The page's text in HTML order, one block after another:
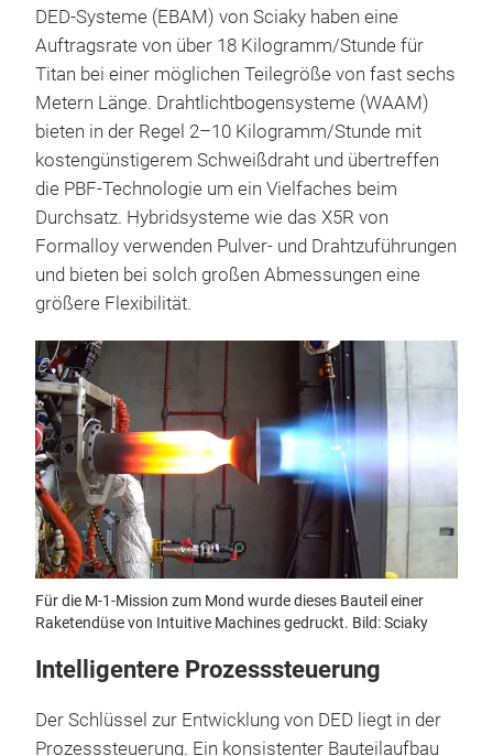
DED-Systeme (EBAM) von Sciaky haben eine
Auftragsrate von über 18 Kilogramm/Stunde für
Titan bei einer möglichen Teilegröße von fast sechs
Metern Länge. Drahtlichtbogensysteme (WAAM)
bieten in der Regel 2–10 Kilogramm/Stunde mit
kostengünstigerem Schweißdraht und übertreffen
die PBF-Technologie um ein Vielfaches beim
Durchsatz. Hybridsysteme wie das X5R von
Formalloy verwenden Pulver- und Drahtzuführungen
und bieten bei solch großen Abmessungen eine
größere Flexibilität.
Für die M-1-Mission zum Mond wurde dieses Bauteil einer
Raketendüse von Intuitive Machines gedruckt. Bild: Sciaky
Intelligentere Prozesssteuerung
Der Schlüssel zur Entwicklung von DED liegt in der
Prozesssteuerung. Ein konsistenter Bauteilaufbau